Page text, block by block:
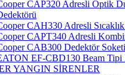
CAP320 Adresli Optik
CAH330 Adresli
CAPT340 Adresli
CAB300 Dedektör Soketi
EF-CBD130 Beam Tipi
YANGIN SİRENLER